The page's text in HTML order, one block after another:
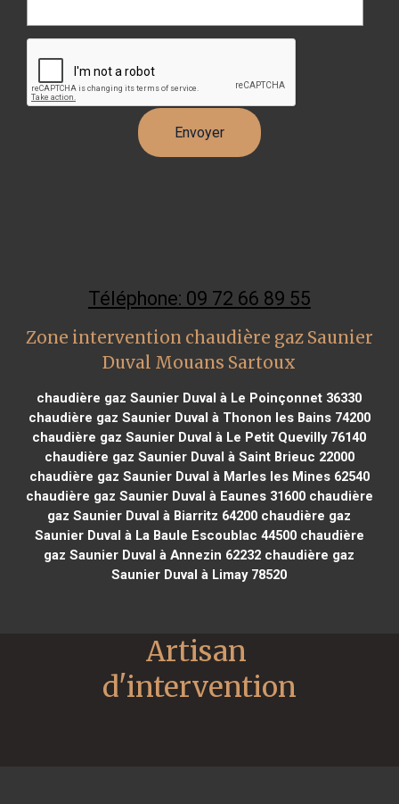
Téléphone: 09 72 66 89 55
Zone intervention chaudière gaz Saunier
Duval Mouans Sartoux
chaudière gaz Saunier Duval à Le Poinçonnet 36330
chaudière gaz Saunier Duval à Thonon les Bains 74200
chaudière gaz Saunier Duval à Le Petit Quevilly 76140
chaudière gaz Saunier Duval à Saint Brieuc 22000
chaudière gaz Saunier Duval à Marles les Mines 62540
chaudière gaz Saunier Duval à Eaunes 31600chaudière
gaz Saunier Duval à Biarritz 64200 chaudière gaz
Saunier Duval à La Baule Escoublac 44500chaudière
gaz Saunier Duval à Annezin 62232 chaudière gaz
Saunier Duval à Limay 78520
Artisan
d'intervention